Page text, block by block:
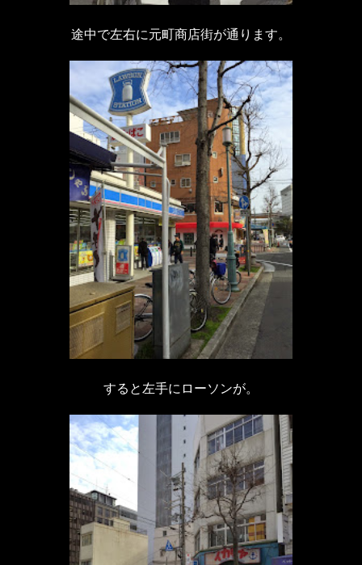
途中で左右に元町商店街が通ります。
すると左手にローソンが。